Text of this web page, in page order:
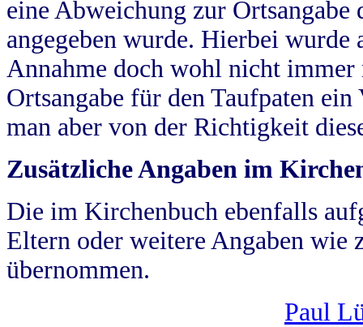
eine Abweichung zur
angegeben wurde. Hierbei wurde
Annahme doch wohl nicht
Ortsangabe für den Taufpaten
man aber von der Richtigkeit
Zusätzliche Angaben im
Die im Kirchenbuch ebenfalls
Eltern oder weitere Angaben wie
übernommen.
Paul